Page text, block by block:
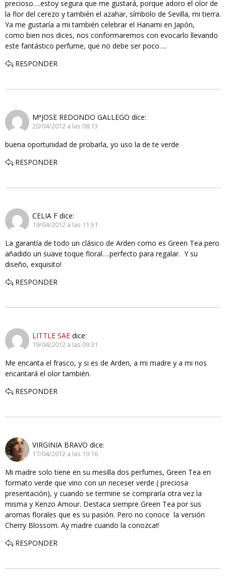
precioso….estoy segura que me gustará, porque adoro el olor de
la flor del cerezo y también el azahar, símbolo de Sevilla, mi tierra.
Ya me gustaría a mi también celebrar el Hanami en Japón,
como bien nos dices, nos conformaremos con evocarlo llevando
este fantástico perfume, que no debe ser poco….
RESPONDER
MªJOSE REDONDO GALLEGO dice:
20/04/2012 a las 08:13
buena oportunidad de probarla, yo uso la de te verde
RESPONDER
CELIA F dice:
19/04/2012 a las 11:51
La garantía de todo un clásico de Arden como es Green Tea pero
añadido un suave toque floral….perfecto para regalar. Y su
diseño, exquisito!
RESPONDER
LITTLE SAE dice:
19/04/2012 a las 09:31
Me encanta el frasco, y si es de Arden, a mi madre y a mi nos
encantará el olor también.
RESPONDER
VIRGINIA BRAVO dice:
17/04/2012 a las 19:16
Mi madre solo tiene en su mesilla dos perfumes, Green Tea en
formato verde que vino con un neceser verde ( preciosa
presentación), y cuando se termine se compraría otra vez la
misma y Kenzo Amour. Destaca siempre Green Tea por sus
aromas florales que es su pasión. Pero no conoce la versión
Cherry Blossom. Ay madre cuando la conozca!!
RESPONDER